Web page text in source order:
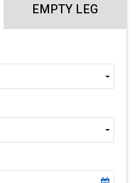
EMPTY LEG